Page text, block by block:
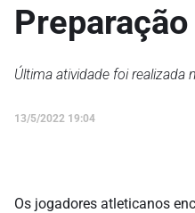
Última atividade foi realizada
13/5/2022 19:04
Os jogadores atleticanos